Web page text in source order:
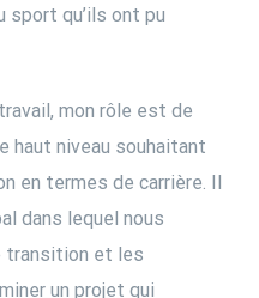
sport qu’ils ont pu
mon rôle est de
haut niveau souhaitant
en termes de carrière. Il
dans lequel nous
transition et les
un projet qui